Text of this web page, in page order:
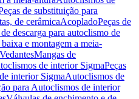
de substituição para
de cerâmicaAcopladoPeças de
descarga para autoclismo de
e montagem a meia-
VedantesMangas de
de interior SigmaPeças
interior SigmaAutoclismos de
para Autoclismos de interior